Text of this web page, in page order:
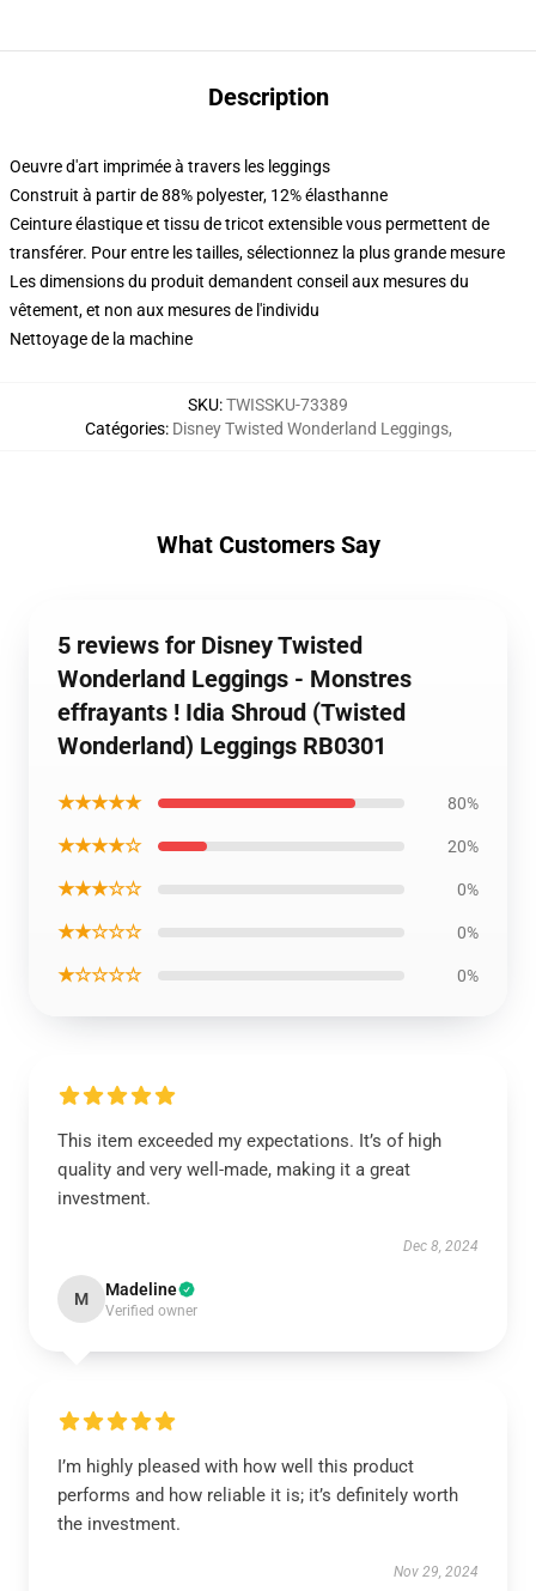
Description
Oeuvre d'art imprimée à travers les leggings
Construit à partir de 88% polyester, 12% élasthanne
Ceinture élastique et tissu de tricot extensible vous permettent de
transférer. Pour entre les tailles, sélectionnez la plus grande mesure
Les dimensions du produit demandent conseil aux mesures du
vêtement, et non aux mesures de l'individu
Nettoyage de la machine
SKU:TWISSKU-73389
Catégories: Disney Twisted Wonderland Leggings,
What Customers Say
5 reviews for Disney Twisted
Wonderland Leggings - Monstres
effrayants ! Idia Shroud (Twisted
Wonderland) Leggings RB0301
★★★★★ 80%
★★★★☆ 20%
★★★☆☆ 0%
★★☆☆☆ 0%
★☆☆☆☆ 0%
This item exceeded my expectations. It’s of high
quality and very well-made, making it a great
investment.
Dec 8, 2024
M Madeline
Verified owner
I’m highly pleased with how well this product
performs and how reliable it is; it’s definitely worth
the investment.
Nov 29, 2024